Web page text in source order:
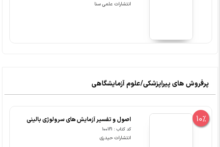
انتشارات علمی سنا
پرفروش های پیراپزشکی/علوم آزمایشگاهی
10% اصول و تفسیر آزمایش های سرولوژی بالینی
کد کتاب : 100121
انتشارات حیدری